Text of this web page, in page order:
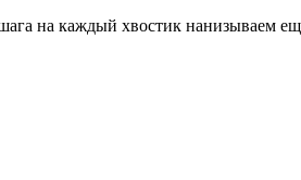
на каждый хвостик нанизываем